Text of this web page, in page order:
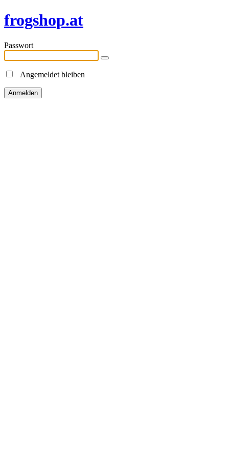
frogshop.at
Passwort
Angemeldet bleiben